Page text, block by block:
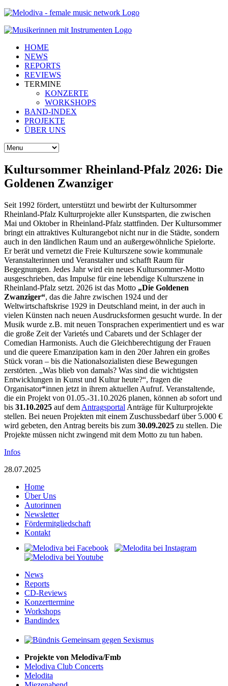
HOME
NEWS
REPORTS
REVIEWS
TERMINE
KONZERTE
WORKSHOPS
BAND-INDEX
PROJEKTE
ÜBER UNS
Kultursommer Rheinland-Pfalz 2026: Die
Goldenen Zwanziger
Seit 1992 fördert, unterstützt und bewirbt der Kultursommer
Rheinland-Pfalz Kulturprojekte aller Kunstsparten, die zwischen
Mai und Oktober in Rheinland-Pfalz stattfinden. Der Kultursommer
bringt ein attraktives Kulturangebot nicht nur in die Städte, sondern
auch in den ländlichen Raum und an außergewöhnliche Spielorte.
Er berät und vernetzt die Freie Kulturszene sowie kommunale
Veranstalterinnen und Veranstalter und schafft Raum für
Begegnungen. Jedes Jahr wird ein neues Kultursommer-Motto
ausgeschrieben, das Impulse für eine lebendige Kulturszene in
Rheinland-Pfalz setzt. 2026 ist das Motto „Die Goldenen
Zwanziger“, das die Jahre zwischen 1924 und der
Weltwirtschaftskrise 1929 in Deutschland meint, in der auch in
vielen Künsten nach neuen Ausdrucksformen gesucht wurde. In der
Musik wurde z.B. mit neuen Tonsprachen experimentiert und es war
die große Zeit der Varietés und Cabarets und der Schlager der
Comedian Harmonists. Auch die Gleichberechtigung der Frauen
und die queere Emanzipation kam in den 20er Jahren ein großes
Stück voran – bis die Nationalsozialisten diese Bewegungen
zerstörten. „Was blieb von damals? Was sind die wichtigsten
Entwicklungen in Kunst und Kultur heute?“, fragen die
Organisator*innen jetzt in ihrem aktuellen Aufruf. Veranstaltende,
die ein Projekt von 01.05.-31.10.2026 planen, können ab sofort und
bis 31.10.2025 auf dem Antragsportal Anträge für Kulturprojekte
stellen. Bei neuen Projekten mit einem Zuschussbedarf über 5.000 €
wird gebeten, den Antrag bereits bis zum 30.09.2025 zu stellen. Die
Projekte müssen nicht zwingend mit dem Motto zu tun haben.
Infos
28.07.2025
Home
Über Uns
Autorinnen
Newsletter
Fördermitgliedschaft
Kontakt
News
Reports
CD-Reviews
Konzerttermine
Workshops
Bandindex
Projekte von Melodiva/Fmb
Melodiva Club Concerts
Melodita